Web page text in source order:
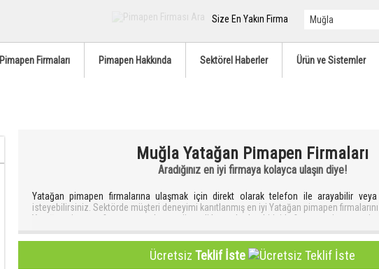
Size En Yakın Firma Muğla
Pimapen Firmaları Pimapen Hakkında Sektörel Haberler Ürün ve Sistemler
Muğla Yatağan Pimapen Firmaları
Aradığınız en iyi firmaya kolayca ulaşın diye!
Yatağan pimapen firmalarına ulaşmak için direkt olarak telefon ile arayabilir
isteyebilirsiniz. Sektörde müşteri deneyimi kanıtlanmış en iyi Yatağan pimapen
Yatağan pimapen firması seçerken en önemli hususlardan biriside firmanın pimapen
balkonların örneklerine göz atarak firmanın işçiliğinde gösterdiği titizliği
bizim önerimiz pimapen rehberi onaylı firmalar ile çalışmanızdır. .
Ücretsiz Teklif İste